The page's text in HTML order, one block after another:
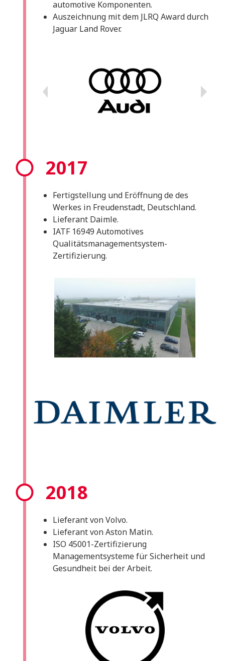
automotive Komponenten.
Auszeichnung mit dem JLRQ Award durch
Jaguar Land Rover.
2017
Fertigstellung und Eröffnung de des
Werkes in Freudenstadt, Deutschland.
Lieferant Daimle.
IATF 16949 Automotives
Qualitätsmanagementsystem-
Zertifizierung.
2018
Lieferant von Volvo.
Lieferant von Aston Matin.
ISO 45001-Zertifizierung
Managementsysteme für Sicherheit und
Gesundheit bei der Arbeit.